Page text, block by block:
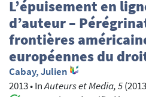
L’épuisement en
d’auteur –
frontières
européennes du
Cabay, Julien
2013•InAuteurs et Media, 5